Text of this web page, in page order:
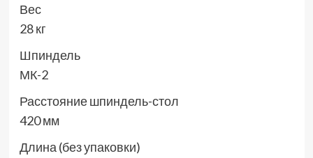
Вес
28 кг
Шпиндель
МК-2
Расстояние шпиндель-стол
420 мм
Длина (без упаковки)